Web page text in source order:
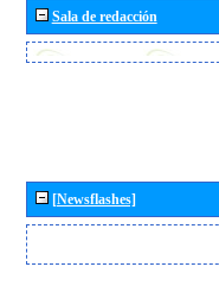
Sala de redacción
[Newsflashes]